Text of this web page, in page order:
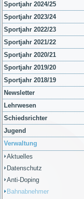
Sportjahr 2024/25
Sportjahr 2023/24
Sportjahr 2022/23
Sportjahr 2021/22
Sportjahr 2020/21
Sportjahr 2019/20
Sportjahr 2018/19
Newsletter
Lehrwesen
Schiedsrichter
Jugend
Verwaltung
Aktuelles
Datenschutz
Anti-Doping
Bahnabnehmer